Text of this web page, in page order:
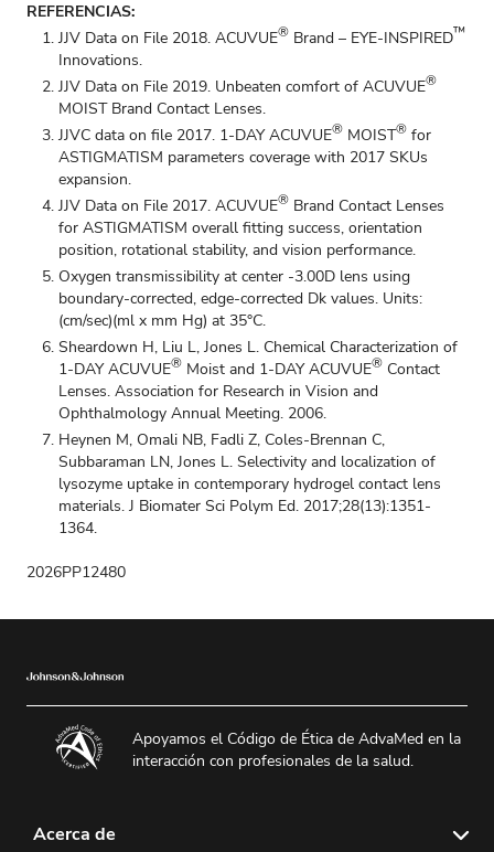
REFERENCIAS:
JJV Data on File 2018. ACUVUE® Brand – EYE-INSPIRED™
Innovations.
JJV Data on File 2019. Unbeaten comfort of ACUVUE®
MOIST Brand Contact Lenses.
JJVC data on file 2017. 1-DAY ACUVUE® MOIST® for
ASTIGMATISM parameters coverage with 2017 SKUs
expansion.
JJV Data on File 2017. ACUVUE® Brand Contact Lenses
for ASTIGMATISM overall fitting success, orientation
position, rotational stability, and vision performance.
Oxygen transmissibility at center -3.00D lens using
boundary-corrected, edge-corrected Dk values. Units:
(cm/sec)(ml x mm Hg) at 35°C.
Sheardown H, Liu L, Jones L. Chemical Characterization of
1-DAY ACUVUE® Moist and 1-DAY ACUVUE® Contact
Lenses. Association for Research in Vision and
Ophthalmology Annual Meeting. 2006.
Heynen M, Omali NB, Fadli Z, Coles-Brennan C,
Subbaraman LN, Jones L. Selectivity and localization of
lysozyme uptake in contemporary hydrogel contact lens
materials. J Biomater Sci Polym Ed. 2017;28(13):1351-
1364.
2026PP12480
Apoyamos el Código de Ética de AdvaMed en la
interacción con profesionales de la salud.
Acerca de